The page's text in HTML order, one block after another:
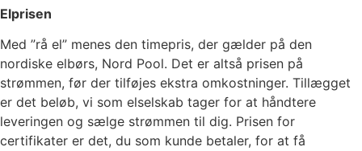
Elprisen
Med ”rå el” menes den timepris, der gælder på den
nordiske elbørs, Nord Pool. Det er altså prisen på
strømmen, før der tilføjes ekstra omkostninger. Tillægget
er det beløb, vi som elselskab tager for at håndtere
leveringen og sælge strømmen til dig. Prisen for
certifikater er det, du som kunde betaler, for at få